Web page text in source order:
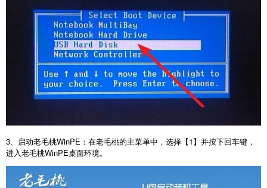
3、启动老毛桃WinPE ：在老毛桃的主菜单中，选择【1】并按下回车键，
进入老毛桃WinPE桌面环境。